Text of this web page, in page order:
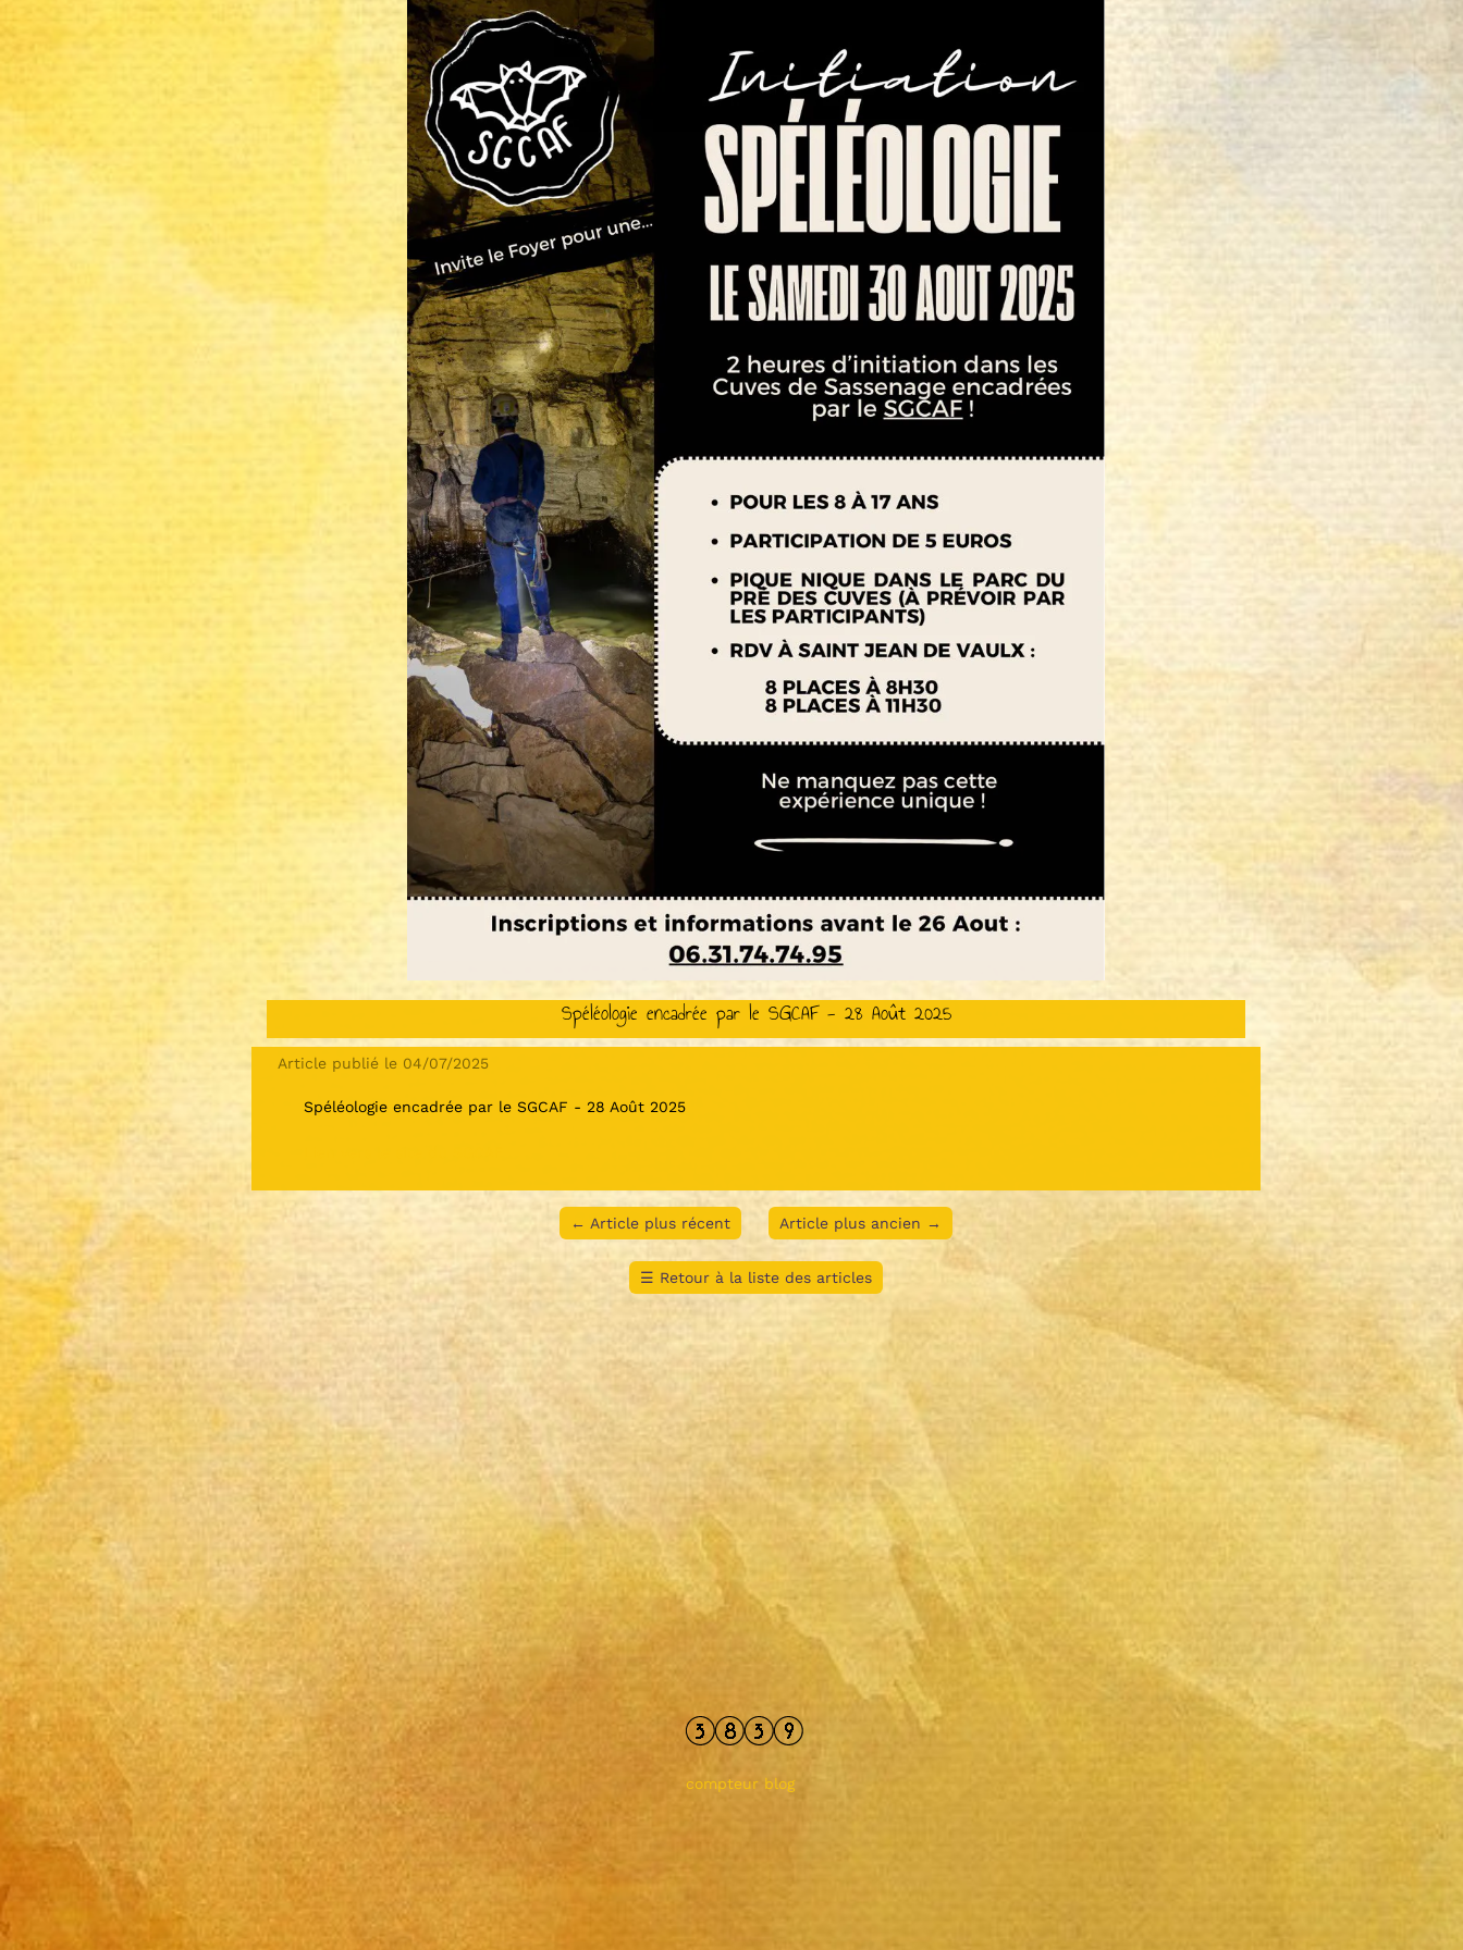
Spéléologie encadrée par le SGCAF - 28 Août 2025
Article publié le 04/07/2025
Spéléologie encadrée par le SGCAF - 28 Août 2025
← Article plus récent Article plus ancien →
☰ Retour à la liste des articles
compteur blog